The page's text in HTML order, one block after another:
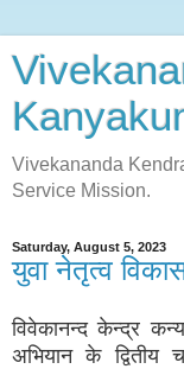
Vivekananda
Service Mission.
Saturday, August 5, 2023
युवा नेतृत्व
विवेकानन्द केन्द्र
अभियान के द्वितीय